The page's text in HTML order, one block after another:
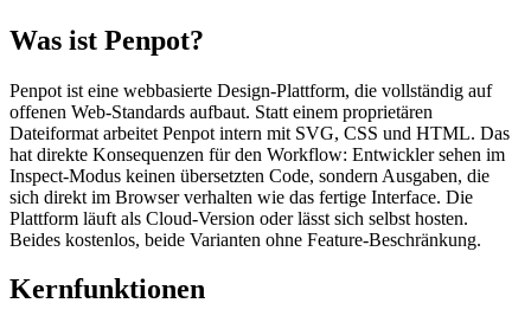
Was ist Penpot?
Penpot ist eine webbasierte Design-Plattform, die vollständig auf
offenen Web-Standards aufbaut. Statt einem proprietären
Dateiformat arbeitet Penpot intern mit SVG, CSS und HTML. Das
hat direkte Konsequenzen für den Workflow: Entwickler sehen im
Inspect-Modus keinen übersetzten Code, sondern Ausgaben, die
sich direkt im Browser verhalten wie das fertige Interface. Die
Plattform läuft als Cloud-Version oder lässt sich selbst hosten.
Beides kostenlos, beide Varianten ohne Feature-Beschränkung.
Kernfunktionen